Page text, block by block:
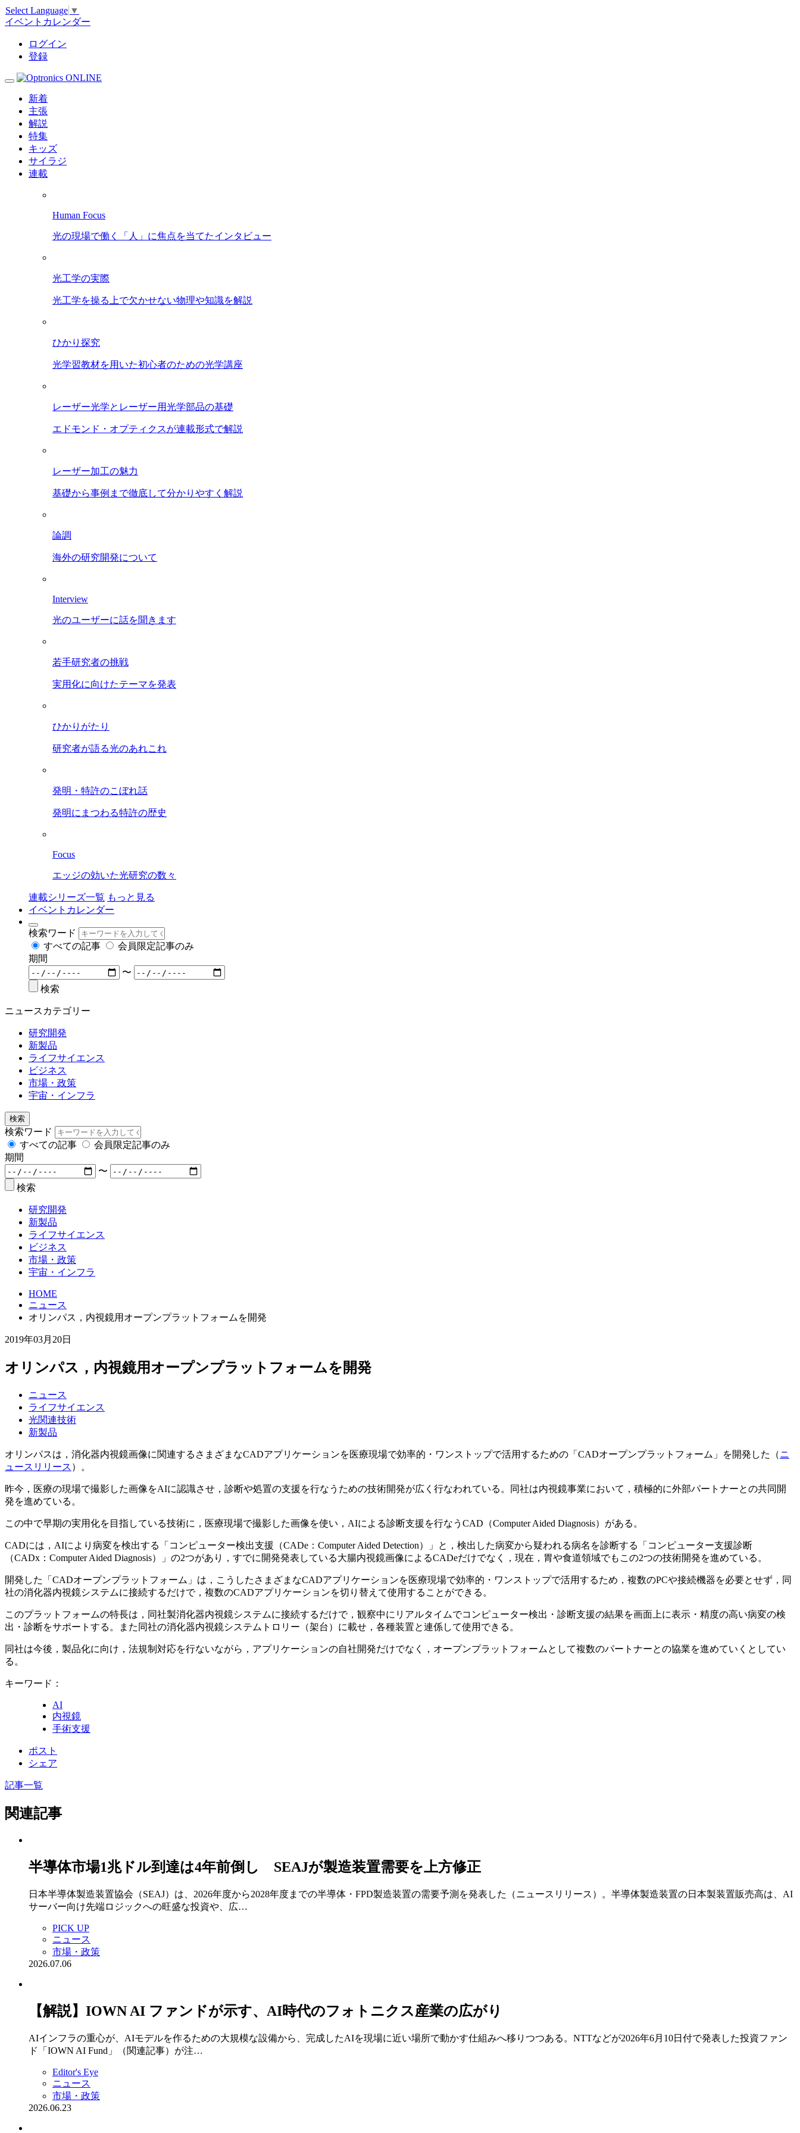
Select Language ▼
イベントカレンダー
ログイン
登録
新着
主張
解説
特集
キッズ
サイラジ
連載
Human Focus
光の現場で働く「人」に焦点を当てたインタビュー
光工学の実際
光工学を操る上で欠かせない物理や知識を解説
ひかり探究
光学習教材を用いた初心者のための光学講座
レーザー光学とレーザー用光学部品の基礎
エドモンド・オプティクスが連載形式で解説
レーザー加工の魅力
基礎から事例まで徹底して分かりやすく解説
論調
海外の研究開発について
Interview
光のユーザーに話を聞きます
若手研究者の挑戦
実用化に向けたテーマを発表
ひかりがたり
研究者が語る光のあれこれ
発明・特許のこぼれ話
発明にまつわる特許の歴史
Focus
エッジの効いた光研究の数々
連載シリーズ一覧 もっと見る
イベントカレンダー
検索ワード
すべての記事
会員限定記事のみ
期間
〜
検索
ニュースカテゴリー
研究開発
新製品
ライフサイエンス
ビジネス
市場・政策
宇宙・インフラ
検索
検索ワード
すべての記事
会員限定記事のみ
期間
〜
検索
研究開発
新製品
ライフサイエンス
ビジネス
市場・政策
宇宙・インフラ
HOME
ニュース
オリンパス，内視鏡用オープンプラットフォームを開発
2019年03月20日
オリンパス，内視鏡用オープンプラットフォームを開発
ニュース
ライフサイエンス
光関連技術
新製品
オリンパスは，消化器内視鏡画像に関連するさまざまなCADアプリケーションを医療現場で効率的・ワンストップで活用するための「CADオープンプラットフォーム」を開発した（ニ
ュースリリース ）。
昨今，医療の現場で撮影した画像をAIに認識させ，診断や処置の支援を行なうための技術開発が広く行なわれている。同社は内視鏡事業において，積極的に外部パートナーとの共同開
発を進めている。
この中で早期の実用化を目指している技術に，医療現場で撮影した画像を使い，AIによる診断支援を行なうCAD（Computer Aided Diagnosis）がある。
CADには，AIにより病変を検出する「コンピューター検出支援（CADe：Computer Aided Detection）」と，検出した病変から疑われる病名を診断する「コンピューター支援診断
（CADx：Computer Aided Diagnosis）」の2つがあり，すでに開発発表している大腸内視鏡画像によるCADeだけでなく，現在，胃や食道領域でもこの2つの技術開発を進めている。
開発した「CADオープンプラットフォーム」は，こうしたさまざまなCADアプリケーションを医療現場で効率的・ワンストップで活用するため，複数のPCや接続機器を必要とせず，同
社の消化器内視鏡システムに接続するだけで，複数のCADアプリケーションを切り替えて使用することができる。
このプラットフォームの特長は，同社製消化器内視鏡システムに接続するだけで，観察中にリアルタイムでコンピューター検出・診断支援の結果を画面上に表示・精度の高い病変の検
出・診断をサポートする。また同社の消化器内視鏡システムトロリー（架台）に載せ，各種装置と連係して使用できる。
同社は今後，製品化に向け，法規制対応を行ないながら，アプリケーションの自社開発だけでなく，オープンプラットフォームとして複数のパートナーとの協業を進めていくとしてい
る。
キーワード：
AI
内視鏡
手術支援
ポスト
シェア
記事一覧
関連記事
半導体市場1兆ドル到達は4年前倒し SEAJが製造装置需要を上方修正
日本半導体製造装置協会（SEAJ）は、2026年度から2028年度までの半導体・FPD製造装置の需要予測を発表した（ニュースリリース）。半導体製造装置の日本製装置販売高は、AI
サーバー向け先端ロジックへの旺盛な投資や、広…
PICK UP
ニュース
市場・政策
2026.07.06
【解説】IOWN AI ファンドが示す、AI時代のフォトニクス産業の広がり
AIインフラの重心が、AIモデルを作るための大規模な設備から、完成したAIを現場に近い場所で動かす仕組みへ移りつつある。NTTなどが2026年6月10日付で発表した投資ファン
ド「IOWN AI Fund」（関連記事）が注…
Editor's Eye
ニュース
市場・政策
2026.06.23